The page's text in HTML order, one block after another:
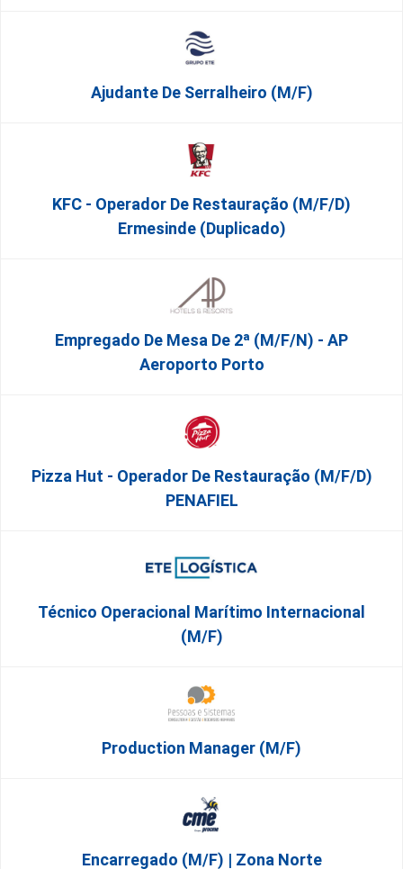
Ajudante De Serralheiro (m/f)
KFC - Operador De Restauração (m/f/d)
Ermesinde (Duplicado)
Empregado De Mesa De 2ª (M/F/N) - AP
Aeroporto Porto
Pizza Hut - Operador De Restauração (m/f/d)
PENAFIEL
Técnico Operacional Marítimo Internacional
(m/f)
Production Manager (m/f)
Encarregado (m/f) | Zona Norte